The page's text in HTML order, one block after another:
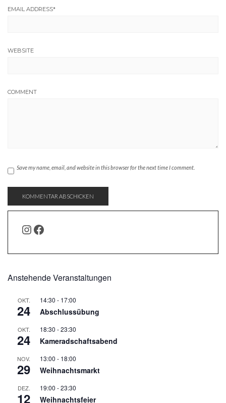
EMAIL ADDRESS*
WEBSITE
COMMENT
Save my name, email, and website in this browser for the next time I comment.
INSTAGRAM
FACEBOOK
Anstehende Veranstaltungen
OKT.
24
14:30 - 17:00
Abschlussübung
OKT.
24
18:30 -23:30
Kameradschaftsabend
NOV.
29
13:00 - 18:00
Weihnachtsmarkt
DEZ.
12
19:00 -23:30
Weihnachtsfeier